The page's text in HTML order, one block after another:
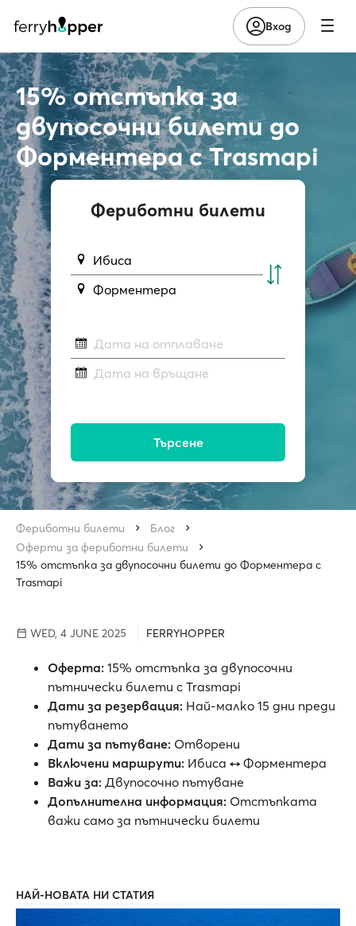
Вход
15% отстъпка за
двупосочни билети до
Форментера с Trasmapi
Фериботни билети
Ибиса
Форментера
Дата на отплаване
Дата на връщане
Търсене
Фериботни билети
Блог
Оферти за фериботни билети
15% отстъпка за двупосочни билети до Форментера с
Trasmapi
WED, 4 JUNE 2025 FERRYHOPPER
Оферта: 15% отстъпка за двупосочни
пътнически билети с Trasmapi
Дати за резервация: Най-малко 15 дни преди
пътуването
Дати за пътуване: Отворени
Включени маршрути: Ибиса ↔ Форментера
Важи за: Двупосочно пътуване
Допълнителна информация: Отстъпката
важи само за пътнически билети
НАЙ-НОВАТА НИ СТАТИЯ